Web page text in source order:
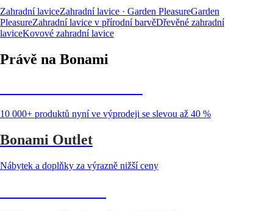
Zahradní laviceZahradní lavice · Garden PleasureGarden
PleasureZahradní lavice v přírodní barvěDřevěné zahradní
laviceKovové zahradní lavice
Právě na Bonami
10 000+ produktů nyní ve výprodeji se slevou až 40 %
Bonami Outlet
Nábytek a doplňky za výrazně nižší ceny